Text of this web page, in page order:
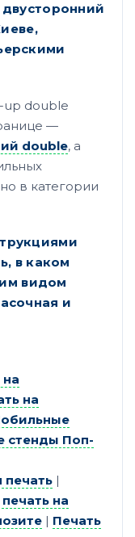
up double
—
double, а
в категории
в каком
видом
и
на
на
стенды Поп-
|
на
| Печать